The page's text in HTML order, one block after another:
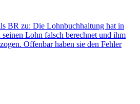
BR zu: Die Lohnbuchhaltung hat in
Lohn falsch berechnet und ihm
Offenbar haben sie den Fehler